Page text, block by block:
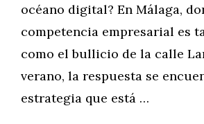
océano digital? En Málaga,
competencia empresarial es
como el bullicio de la calle
verano, la respuesta se
estrategia que está …